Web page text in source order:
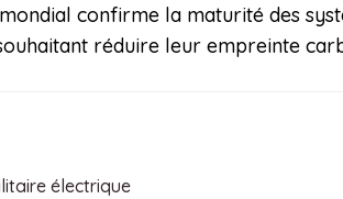
confirme la maturité des
réduire leur empreinte
électrique